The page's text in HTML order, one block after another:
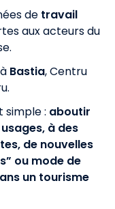
de travail
aux acteurs du
Bastia, Centru
simple : aboutir
à des
de nouvelles
ou mode de
un tourisme